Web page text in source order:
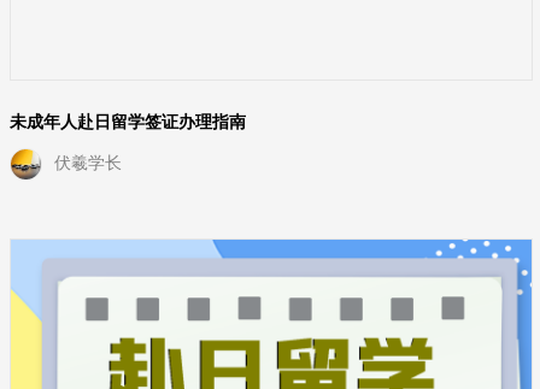
未成年人赴日留学签证办理指南
伏羲学长